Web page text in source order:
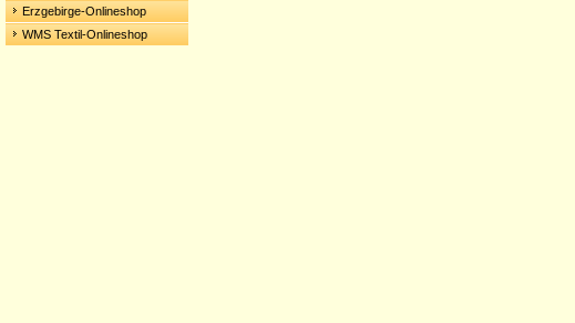
Erzgebirge-Onlineshop
WMS Textil-Onlineshop